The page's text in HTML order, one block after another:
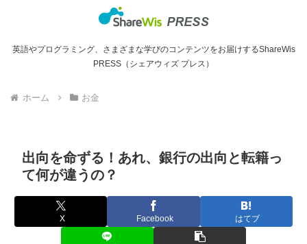
英語やプログラミング、さまざまな学びのコンテンツをお届けするShareWis
PRESS（シェアウィズ プレス）
ホーム お金
出向を命ずる！あれ、銀行の出向と転籍っ
て何が違うの？
X Facebook はてブ